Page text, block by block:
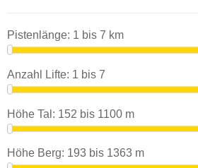
Pistenlänge: 1 bis 7 km
Anzahl Lifte: 1 bis 7
Höhe Tal: 152 bis 1100 m
Höhe Berg: 193 bis 1363 m